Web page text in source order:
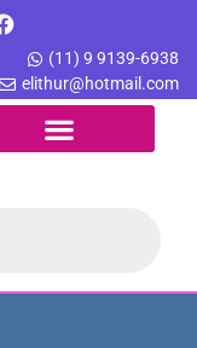
(11) 9 9139-6938
elithur@hotmail.com